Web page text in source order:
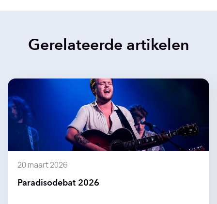
Gerelateerde artikelen
20 maart 2026
Paradisodebat 2026